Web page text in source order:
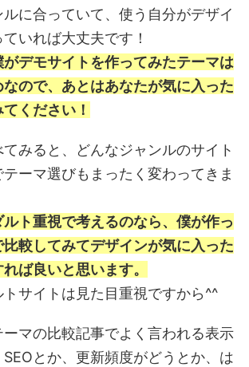
に合っていて、使う自分がデザイ
いれば大丈夫です！
デモサイトを作ってみたテーマは
なので、あとはあなたが気に入った
ください！
みると、どんなジャンルのサイト
ーマ選びもまったく変わってきま
ト重視で考えるのなら、僕が作っ
較してみてデザインが気に入った
ば良いと思います。
トサイトは見た目重視ですから^^
ーマの比較記事でよく言われる表示
とか、更新頻度がどうとか、は